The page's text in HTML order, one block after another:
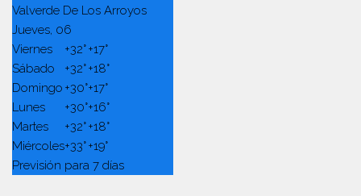
Valverde De Los Arroyos
Jueves, 06
Viernes
+32°+17°
Sábado
+32°+18°
Domingo +30°+17°
Lunes
+30°+16°
Martes
+32°+18°
Miércoles+33°+19°
Previsión para 7 días